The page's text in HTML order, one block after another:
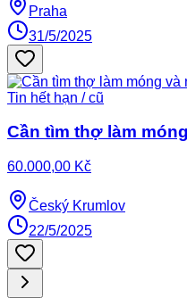
Praha
31/5/2025
Tin hết hạn / cũ
Cần tìm thợ làm
60.000,00 Kč
Český Krumlov
22/5/2025